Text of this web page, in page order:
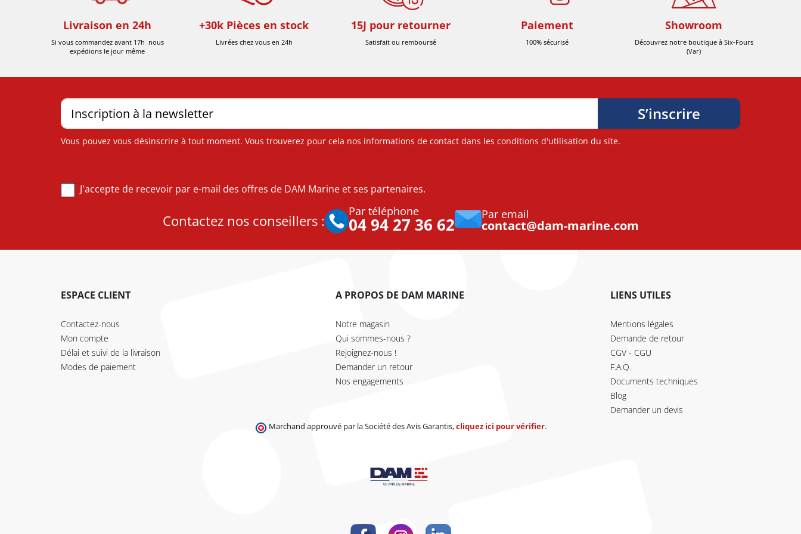
Livraison en 24h
Si vous commandez avant 17h nous
expédions le jour même
+30k Pièces en stock
Livrées chez vous en 24h
15J pour retourner
Satisfait ou remboursé
Paiement
100% sécurisé
Showroom
Découvrez notre boutique à Six-Fours
(Var)
Vous pouvez vous désinscrire à tout moment. Vous trouverez pour cela nos informations de contact dans les conditions d'utilisation du site.
J'accepte de recevoir par e-mail des offres de DAM Marine et ses partenaires.
Contactez nos conseillers :
Par téléphone
04 94 27 36 62 Par email
contact@dam-marine.com
ESPACE CLIENT
Contactez-nous
Mon compte
Délai et suivi de la livraison
Modes de paiement
A PROPOS DE DAM MARINE
Notre magasin
Qui sommes-nous ?
Rejoignez-nous !
Demander un retour
Nos engagements
LIENS UTILES
Mentions légales
Demande de retour
CGV - CGU
F.A.Q.
Documents techniques
Blog
Demander un devis
Marchand approuvé par la Société des Avis Garantis,cliquez ici pour vérifier.